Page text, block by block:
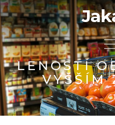
LENOSTÍ
VYŠŠÍM